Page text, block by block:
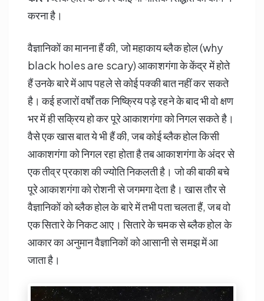
करना है।
वैज्ञानिकों का मानना हैं की, जो महाकाय ब्लैक होल (why
black holes are scary) आकाशगंगा के केंद्र में होते
हैं उनके बारे में आप पहले से कोई पक्की बात नहीं कर सकते
है। कई हजारों वर्षों तक निष्क्रिय पड़े रहने के बाद भी वो क्षण
भर में ही सक्रिय हो कर पूरे आकाशगंगा को निगल सकते है।
वैसे एक खास बात ये भी हैं की, जब कोई ब्लैक होल किसी
आकाशगंगा को निगल रहा होता है तब आकाशगंगा के अंदर से
एक तीव्र प्रकाश की ज्योति निकलती है। जो की बाकी बचे
पूरे आकाशगंगा को रोशनी से जगमगा देता है। खास तौर से
वैज्ञानिकों को ब्लैक होल के बारे में तभी पता चलता हैं, जब वो
एक सितारे के निकट आए। सितारे के चमक से ब्लैक होल के
आकार का अनुमान वैज्ञानिकों को आसानी से समझ में आ
जाता है।